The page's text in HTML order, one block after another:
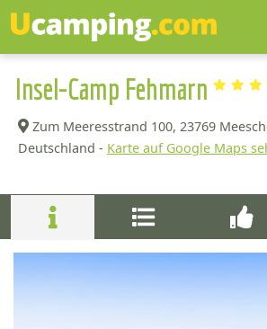
Insel-Camp Fehmarn
Zum Meeresstrand 100, 23769
Deutschland - Karte auf Google Maps